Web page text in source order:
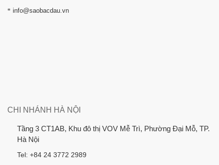
* info@saobacdau.vn
CHI NHÁNH HÀ NỘI
Tầng 3 CT1AB, Khu đô thị VOV Mễ Trì, Phường Đại Mỗ, TP.
Hà Nội
Tel: +84 24 3772 2989